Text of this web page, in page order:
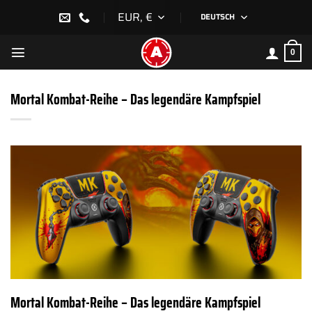
EUR, € DEUTSCH
0
Mortal Kombat-Reihe – Das legendäre Kampfspiel
Mortal Kombat-Reihe – Das legendäre Kampfspiel